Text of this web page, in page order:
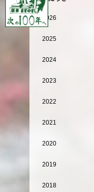
2026
2025
2024
2023
2022
2021
2020
2019
2018